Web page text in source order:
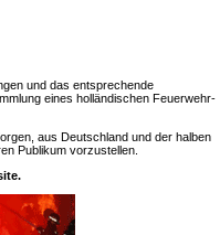
und das entsprechende
eines holländischen Feuerwehr-
aus Deutschland und der halben
Publikum vorzustellen.